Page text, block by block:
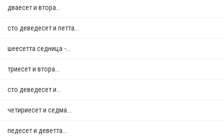
дваесет и втора...
сто деведесет и петта...
шеесетта седница -...
триесет и втора...
сто деведесет и...
четириесет и седма...
педесет и деветта...